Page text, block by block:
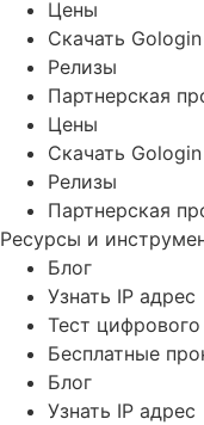
Цены
Скачать Gologin
Релизы
Партнерская
Цены
Скачать Gologin
Релизы
Партнерская
Ресурсы и
Блог
Узнать IP адрес
Тест цифрового
Бесплатные
Блог
Узнать IP адрес